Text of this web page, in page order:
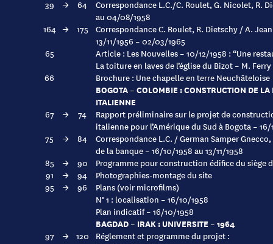
39
→ 64
Correspondance L.C./C. Roulet, G. Nicolet, R.
au 04/08/1958
164 → 175
Correspondance C. Roulet, R. Dietschy / A.
13/11/1956 – 02/03/1965
65
Article : Les Nouvelles – 10/12/1958 : “Une
La toiture en laves de l’église du Bizot – M. Ferry
66
Brochure : Une chapelle en terre Neuchâteloise
BOGOTA – COLOMBIE : CONSTRUCTION DE
ITALIENNE
67 → 74
Rapport préliminaire sur le projet de
italienne pour l’Amérique du Sud à Bogota –
75
→ 84
Correspondance L.C. / German Samper
de la banque – 16/10/1958 au 13/11/1958
85
→ 90
Programme pour construction édifice du siège
91
→ 94
Photographies-montage du site
95
→ 96
Plans (voir microfilms)
N° 1 : localisation – 16/10/1958
Plan indicatif – 16/10/1958
BAGDAD – IRAK : UNIVERSITE – 1964
97 → 120
Réglement et programme du projet :